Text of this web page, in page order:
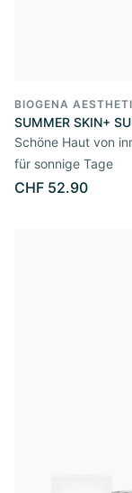
BIOGENA
SUMMER SKIN+
Schöne Haut von
für sonnige Tage
CHF 52.90